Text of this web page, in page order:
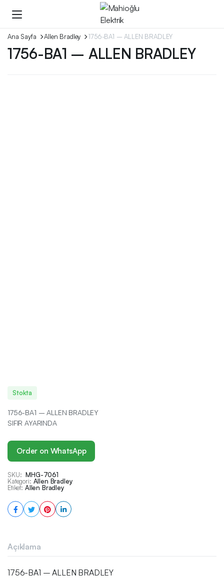
Ana Sayfa Allen Bradley 1756-BA1 – ALLEN BRADLEY
1756-BA1 – ALLEN BRADLEY
Stokta
1756-BA1 – ALLEN BRADLEY
SIFIR AYARINDA
Order on WhatsApp
SKU: MHG-7061
Kategori: Allen Bradley
Etiket: Allen Bradley
Açıklama
1756-BA1 – ALLEN BRADLEY